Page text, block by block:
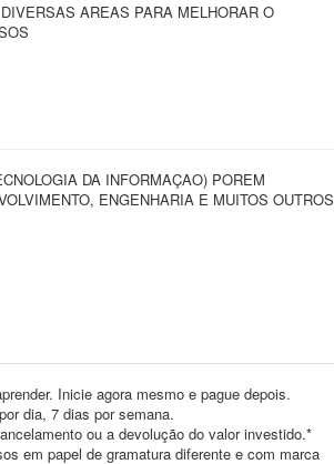
AREAS PARA MELHORAR O
DA INFORMAÇAO) POREM
ENGENHARIA E MUITOS OUTROS
Inicie agora mesmo e pague depois.
dia, 7 dias por semana.
ou a devolução do valor investido.*
em papel de gramatura diferente e com marca